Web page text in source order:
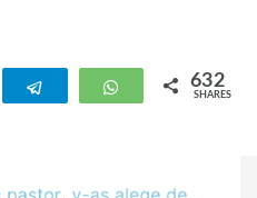
Telegram WhatsApp
632
SHARES